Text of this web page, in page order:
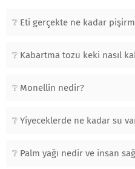
Eti gerçekte ne kadar
Kabartma tozu keki nasıl
Monellin nedir?
Yiyeceklerde ne kadar su
Palm yağı nedir ve insan